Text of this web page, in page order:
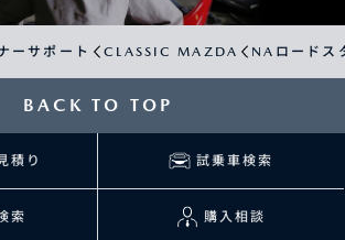
ーサポート CLASSIC MAZDA NAロードス
BACK TO TOP
積り 試乗車検索
索 購入相談